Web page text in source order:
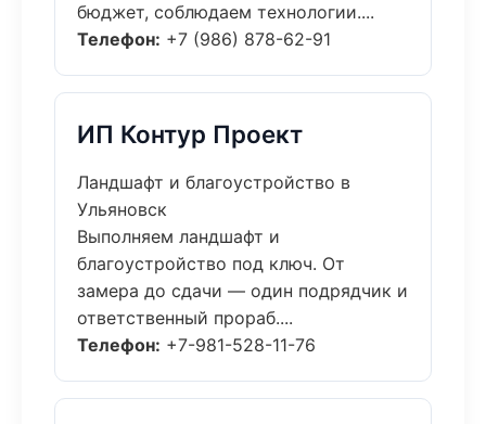
бюджет, соблюдаем технологии....
Телефон: +7 (986) 878-62-91
ИП Контур Проект
Ландшафт и благоустройство в
Ульяновск
Выполняем ландшафт и
благоустройство под ключ. От
замера до сдачи — один подрядчик и
ответственный прораб....
Телефон: +7-981-528-11-76